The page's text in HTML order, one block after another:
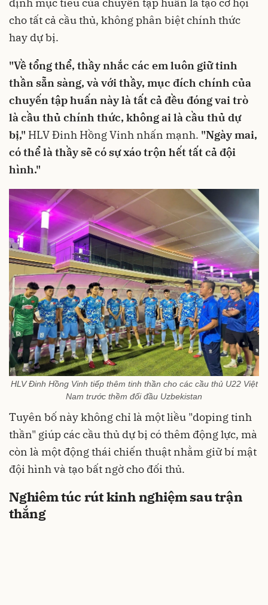
cho tất cả cầu thủ, không phân biệt chính thức
hay dự bị.
"Về tổng thể, thầy nhắc các em luôn giữ tinh
thần sẵn sàng, và với thầy, mục đích chính của
chuyến tập huấn này là tất cả đều đóng vai trò
là cầu thủ chính thức, không ai là cầu thủ dự
bị," HLV Đinh Hồng Vinh nhấn mạnh. "Ngày mai,
có thể là thầy sẽ có sự xáo trộn hết tất cả đội
hình."
HLV Đinh Hồng Vinh tiếp thêm tinh thần cho các cầu thủ U22 Việt
Nam trước thềm đối đầu Uzbekistan
Tuyên bố này không chỉ là một liều "doping tinh
thần" giúp các cầu thủ dự bị có thêm động lực, mà
còn là một động thái chiến thuật nhằm giữ bí mật
đội hình và tạo bất ngờ cho đối thủ.
Nghiêm túc rút kinh nghiệm sau trận
thắng